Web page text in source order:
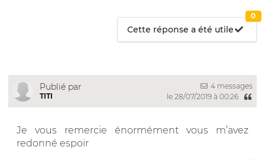
Cette réponse a été utile
0
Publié par
TITI
4 messages
le 28/07/2019 à 00:26
Je vous remercie énormément vous m’avez
redonné espoir